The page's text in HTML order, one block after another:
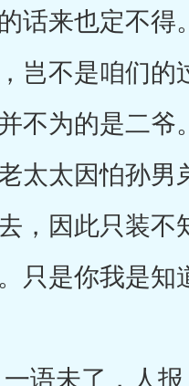
话来也定不
岂不是咱们的
不为的是二爷
太太因怕孙
，因此只装不
只是你我是知
未了，人报：